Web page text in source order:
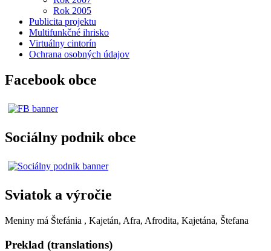
Rok 2005
Publicita projektu
Multifunkčné ihrisko
Virtuálny cintorín
Ochrana osobných údajov
Facebook obce
Sociálny podnik obce
Sviatok a výročie
Meniny má Štefánia , Kajetán, Afra, Afrodita, Kajetána, Štefana
Preklad (translations)